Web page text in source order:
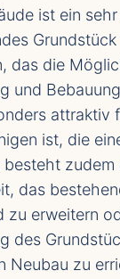
ist ein
Grundstück
das die
und
attraktiv
ist, die
besteht zudem
das
zu erweitern
des
Neubau zu